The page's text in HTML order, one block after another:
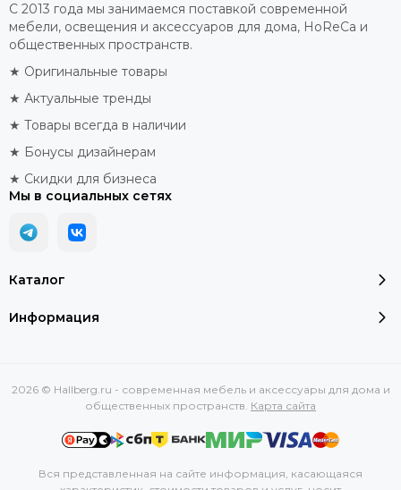
Каталог
Информация
С 2013 года мы занимаемся поставкой современной
мебели, освещения и аксессуаров для дома, HoReCa и
общественных пространств.
★ Оригинальные товары
★ Актуальные тренды
★ Товары всегда в наличии
★ Бонусы дизайнерам
★ Скидки для бизнеса
Мы в социальных сетях
2026 © Hallberg.ru - современная мебель и аксессуары для дома и
общественных пространств. Карта сайта
Вся представленная на сайте информация, касающаяся